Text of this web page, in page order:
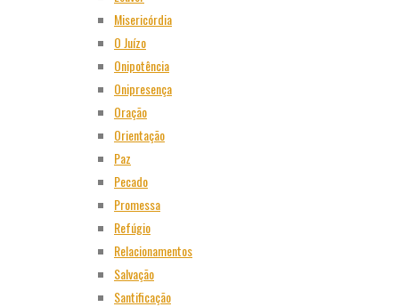
Misericórdia
O Juízo
Onipotência
Onipresença
Oração
Orientação
Paz
Pecado
Promessa
Refúgio
Relacionamentos
Salvação
Santificação